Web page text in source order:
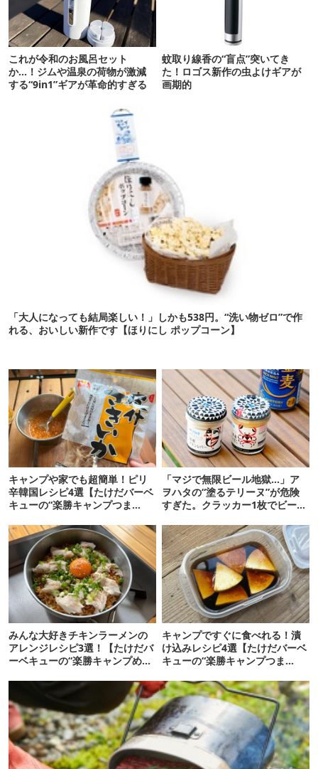
これが令和のお風呂セット
か…！ジムや温泉の荷物が激減
する“9in1”ギアが革命的すぎる
蚊取り線香の“盲点”突いてき
た！ロゴス新作の虫よけギアが
画期的
「大人になっても結局楽しい！」しかも538円。“洗い物ゼロ”で作
れる、おいしい新作です【ほりにし ポップコーン】
キャンプや家でも超簡単！ピリ
辛韓国レシピ4選【たけだバーベ
キューの“楽勝キャンプつま
「マジで無限ビール地獄…」ア
ヲハタの“塗るテリーヌ”が危険
すぎた。クラッカー1枚でビール
みんな大好きチキンラーメンの
アレンジレシピ3選！【たけだバ
ーベキューの“楽勝キャンプめ
キャンプですぐに食べれる！漬
け込みレシピ4選【たけだバーベ
キューの“楽勝キャンプつま